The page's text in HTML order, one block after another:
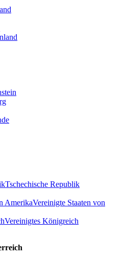
Tschechische Republik
Vereinigte Staaten von
Vereinigtes Königreich